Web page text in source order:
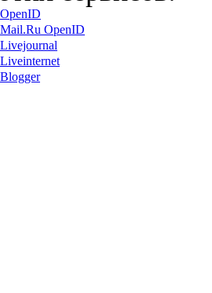
OpenID
Mail.Ru OpenID
Livejournal
Liveinternet
Blogger